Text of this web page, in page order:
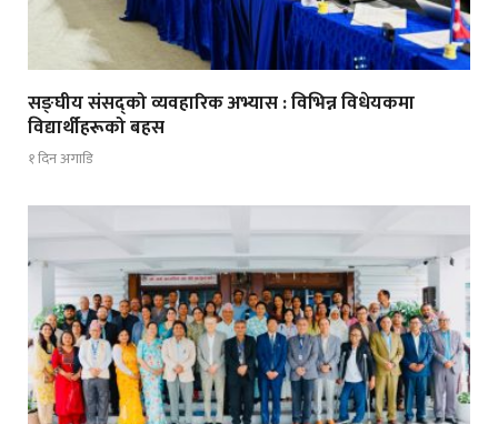
सङ्घीय संसद्को व्यवहारिक अभ्यास : विभिन्न विधेयकमा
विद्यार्थीहरूको बहस
१ दिन अगाडि